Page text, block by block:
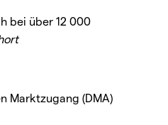
bei über 12 000
Marktzugang (DMA)